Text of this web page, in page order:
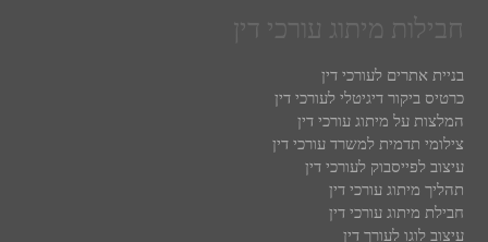
חבילות מיתוג עורכי דין
בניית אתרים לעורכי דין
כרטיס ביקור דיגיטלי לעורכי דין
המלצות על מיתוג עורכי דין
צילומי תדמית למשרד עורכי דין
עיצוב לפייסבוק לעורכי דין
תהליך מיתוג עורכי דין
חבילת מיתוג עורכי דין
עיצוב לוגו לעורך דין